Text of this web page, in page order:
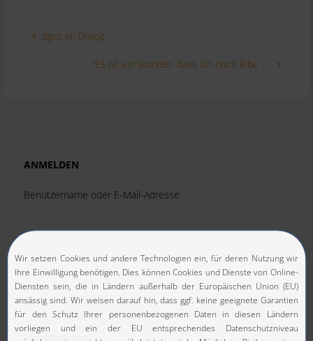
dgcc im Dialog
“Es ist ein Wunder, dass ich noch lebe …”
ANMELDEN
Benutzername oder E-Mail-Adresse
Passwort
Angemeldet bleiben